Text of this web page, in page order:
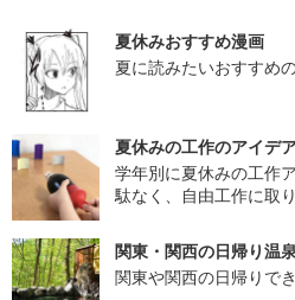
夏休みおすすめ漫画
夏に読みたいおすすめ
夏休みの工作のアイデ
学年別に夏休みの工作
駄なく、自由工作に取
関東・関西の日帰り温
関東や関西の日帰りで